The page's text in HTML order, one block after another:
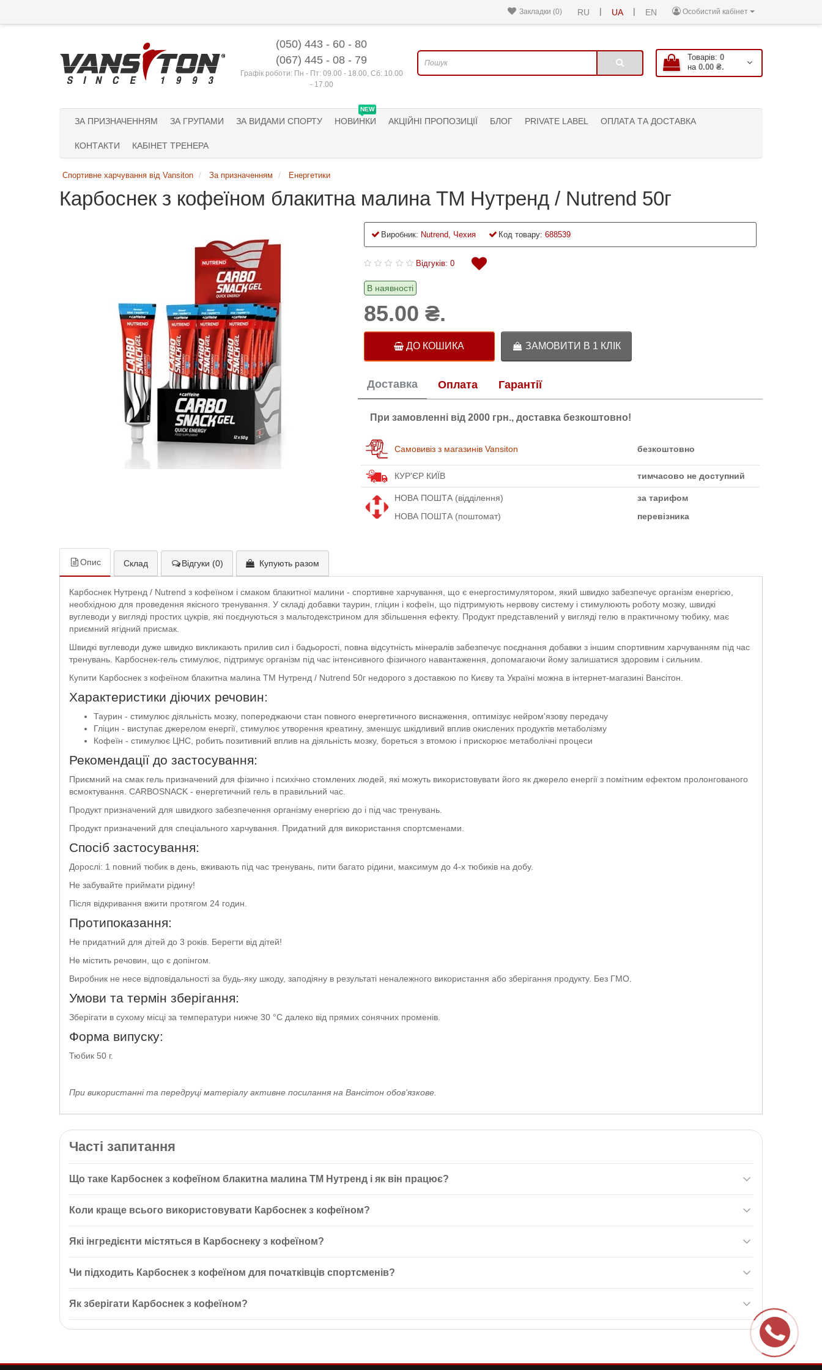
Особистий кабінет
RU | UA | EN
Закладки (0)
(050) 443 - 60 - 80
(067) 445 - 08 - 79
Графік роботи: Пн - Пт: 09.00 - 18.00, Сб: 10.00
- 17.00
Товарів: 0
на 0.00 ₴.
ЗА ПРИЗНАЧЕННЯМ ЗА ГРУПАМИ ЗА ВИДАМИ СПОРТУ
NEW
НОВИНКИ АКЦІЙНІ ПРОПОЗИЦІЇ БЛОГ PRIVATE LABEL ОПЛАТА ТА ДОСТАВКА
КОНТАКТИ КАБІНЕТ ТРЕНЕРА
Спортивне харчування від Vansiton За призначенням Енергетики
Карбоснек з кофеїном блакитна малина ТМ Нутренд / Nutrend 50г
Виробник: Nutrend, Чехия Код товару: 688539
Відгуків: 0
В наявності
85.00 ₴.
ДО КОШИКА ЗАМОВИТИ В 1 КЛІК
Доставка Оплата Гарантії
При замовленні від 2000 грн., доставка безкоштовно!
Самовивіз з магазинів Vansiton безкоштовно
КУР'ЄР КИЇВ тимчасово не доступний
НОВА ПОШТА (відділення)
за тарифом
НОВА ПОШТА (поштомат)
перевізника
Опис Склад Відгуки (0) Купують разом
Карбоснек Нутренд / Nutrend з кофеїном і смаком блакитної малини - спортивне харчування, що є енергостимулятором, який швидко забезпечує організм енергією,
необхідною для проведення якісного тренування. У складі добавки таурин, гліцин і кофеїн, що підтримують нервову систему і стимулюють роботу мозку, швидкі
вуглеводи у вигляді простих цукрів, які поєднуються з мальтодекстрином для збільшення ефекту. Продукт представлений у вигляді гелю в практичному тюбику, має
приємний ягідний присмак.
Швидкі вуглеводи дуже швидко викликають прилив сил і бадьорості, повна відсутність мінералів забезпечує поєднання добавки з іншим спортивним харчуванням під час
тренувань. Карбоснек-гель стимулює, підтримує організм під час інтенсивного фізичного навантаження, допомагаючи йому залишатися здоровим і сильним.
Купити Карбоснек з кофеїном блакитна малина ТМ Нутренд / Nutrend 50г недорого з доставкою по Києву та Україні можна в інтернет-магазині Вансітон.
Характеристики діючих речовин:
Таурин - стимулює діяльність мозку, попереджаючи стан повного енергетичного виснаження, оптимізує нейром'язову передачу
Гліцин - виступає джерелом енергії, стимулює утворення креатину, зменшує шкідливий вплив окислених продуктів метаболізму
Кофеїн - стимулює ЦНС, робить позитивний вплив на діяльність мозку, бореться з втомою і прискорює метаболічні процеси
Рекомендації до застосування:
Приємний на смак гель призначений для фізично і психічно стомлених людей, які можуть використовувати його як джерело енергії з помітним ефектом пролонгованого
всмоктування. CARBOSNACK - енергетичний гель в правильний час.
Продукт призначений для швидкого забезпечення організму енергією до і під час тренувань.
Продукт призначений для спеціального харчування. Придатний для використання спортсменами.
Спосіб застосування:
Дорослі: 1 повний тюбик в день, вживають під час тренувань, пити багато рідини, максимум до 4-х тюбиків на добу.
Не забувайте приймати рідину!
Після відкривання вжити протягом 24 годин.
Протипоказання:
Не придатний для дітей до 3 років. Берегти від дітей!
Не містить речовин, що є допінгом.
Виробник не несе відповідальності за будь-яку шкоду, заподіяну в результаті неналежного використання або зберігання продукту. Без ГМО.
Умови та термін зберігання:
Зберігати в сухому місці за температури нижче 30 °C далеко від прямих сонячних променів.
Форма випуску:
Тюбик 50 г.
При використанні та передруці матеріалу активне посилання на Вансітон обов'язкове.
Часті запитання
Що таке Карбоснек з кофеїном блакитна малина ТМ Нутренд і як він працює?
для якісного тренування. У складі добавки таурин, гліцин і кофеїн, що підтримують нервову систему.
Коли краще всього використовувати Карбоснек з кофеїном?
забезпечує необхідну підтримку під час фізичної активності.
Які інгредієнти містяться в Карбоснеку з кофеїном?
Чи підходить Карбоснек з кофеїном для початківців спортсменів?
дози.
Як зберігати Карбоснек з кофеїном?